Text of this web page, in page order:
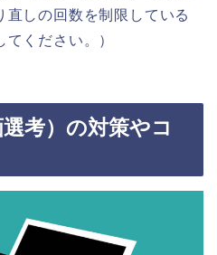
直しの回数を制限している
ください。）
考）の対策やコ